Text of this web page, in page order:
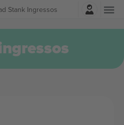
Stank Ingressos
Entrar